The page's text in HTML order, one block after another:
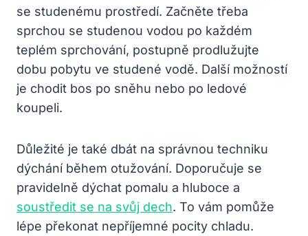
se studenému prostředí. Začněte třeba
sprchou se studenou vodou po každém
teplém sprchování, postupně prodlužujte
dobu pobytu ve studené vodě. Další možností
je chodit bos po sněhu nebo po ledové
koupeli.
Důležité je také dbát na správnou techniku
dýchání během otužování. Doporučuje se
pravidelně dýchat pomalu a hluboce a
soustředit se na svůj dech. To vám pomůže
lépe překonat nepříjemné pocity chladu.